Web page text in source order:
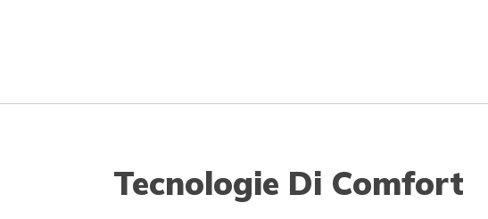
Tecnologie Di Comfort